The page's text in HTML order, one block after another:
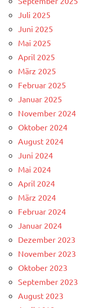
Juli 2025
Juni 2025
Mai 2025
April 2025
März 2025
Februar 2025
Januar 2025
November 2024
Oktober 2024
August 2024
Juni 2024
Mai 2024
April 2024
März 2024
Februar 2024
Januar 2024
Dezember 2023
November 2023
Oktober 2023
September 2023
August 2023